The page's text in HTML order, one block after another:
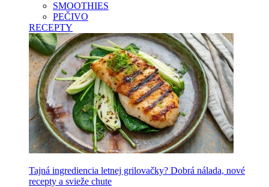
SMOOTHIES
PEČIVO
RECEPTY
Tajná ingrediencia letnej grilovačky? Dobrá nálada, nové
recepty a svieže chute